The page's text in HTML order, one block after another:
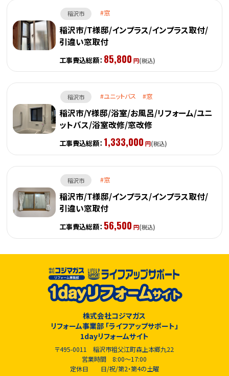
稲沢市 窓
稲沢市/T様邸/インプラス/インプラス取付/
引違い窓取付
工事費込総額： 85,800 円(税込)
稲沢市 ユニットバス 窓
稲沢市/Y様邸/浴室/お風呂/リフォーム/ユニ
ットバス/浴室改修/窓改修
工事費込総額： 1,333,000 円(税込)
稲沢市 窓
稲沢市/T様邸/インプラス/インプラス取付/
引違い窓取付
工事費込総額： 56,500 円(税込)
株式会社コジマガス
リフォーム事業部 「ライフアップサポート」
1dayリフォームサイト
〒495-0011 稲沢市祖父江町森上本郷九22
営業時間 8:00～17:00
定休日 日/祝/第2・第4の土曜